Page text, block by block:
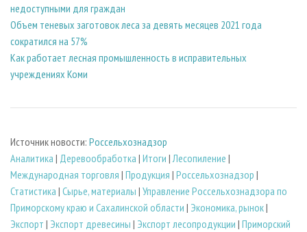
недоступными для граждан
Объем теневых заготовок леса за девять месяцев 2021 года
сократился на 57%
Как работает лесная промышленность в исправительных
учреждениях Коми
Источник новости: Россельхознадзор
Аналитика | Деревообработка | Итоги | Лесопиление |
Международная торговля | Продукция | Россельхознадзор |
Статистика | Сырье, материалы | Управление Россельхознадзора по
Приморскому краю и Сахалинской области | Экономика, рынок|
Экспорт | Экспорт древесины | Экспорт лесопродукции | Приморский